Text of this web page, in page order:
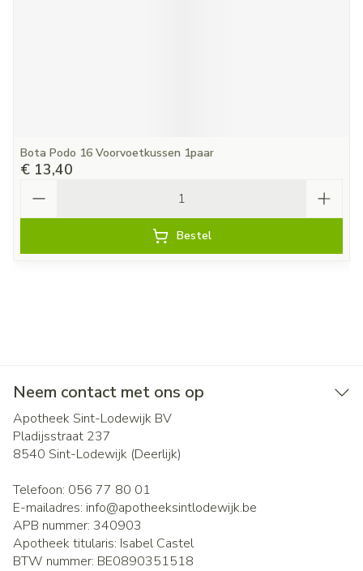
Bota Podo 16 Voorvoetkussen 1paar
€ 13,40
Bestel
Neem contact met ons op
Apotheek Sint-Lodewijk BV
Pladijsstraat 237
8540 Sint-Lodewijk (Deerlijk)
Telefoon: 056 77 80 01
E-mailadres: info@apotheeksintlodewijk.be
APB nummer: 340903
Apotheek titularis: Isabel Castel
BTW nummer: BE0890351518